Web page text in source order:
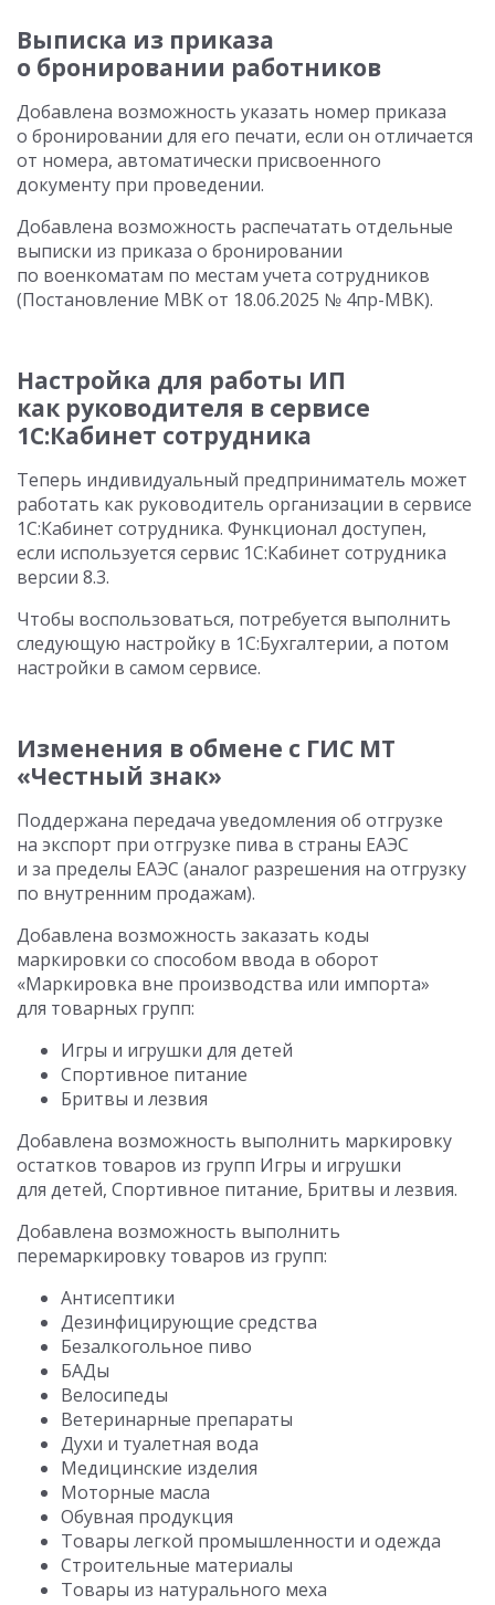
Выписка из приказа
о бронировании работников
Добавлена возможность указать номер приказа
о бронировании для его печати, если он отличается
от номера, автоматически присвоенного
документу при проведении.
Добавлена возможность распечатать отдельные
выписки из приказа о бронировании
по военкоматам по местам учета сотрудников
(Постановление МВК от 18.06.2025 № 4пр-МВК).
Настройка для работы ИП
как руководителя в сервисе
1С:Кабинет сотрудника
Теперь индивидуальный предприниматель может
работать как руководитель организации в сервисе
1С:Кабинет сотрудника. Функционал доступен,
если используется сервис 1С:Кабинет сотрудника
версии 8.3.
Чтобы воспользоваться, потребуется выполнить
следующую настройку в 1С:Бухгалтерии, а потом
настройки в самом сервисе.
Изменения в обмене с ГИС МТ
«Честный знак»
Поддержана передача уведомления об отгрузке
на экспорт при отгрузке пива в страны ЕАЭС
и за пределы ЕАЭС (аналог разрешения на отгрузку
по внутренним продажам).
Добавлена возможность заказать коды
маркировки со способом ввода в оборот
«Маркировка вне производства или импорта»
для товарных групп:
Игры и игрушки для детей
Спортивное питание
Бритвы и лезвия
Добавлена возможность выполнить маркировку
остатков товаров из групп Игры и игрушки
для детей, Спортивное питание, Бритвы и лезвия.
Добавлена возможность выполнить
перемаркировку товаров из групп:
Антисептики
Дезинфицирующие средства
Безалкогольное пиво
БАДы
Велосипеды
Ветеринарные препараты
Духи и туалетная вода
Медицинские изделия
Моторные масла
Обувная продукция
Товары легкой промышленности и одежда
Строительные материалы
Товары из натурального меха